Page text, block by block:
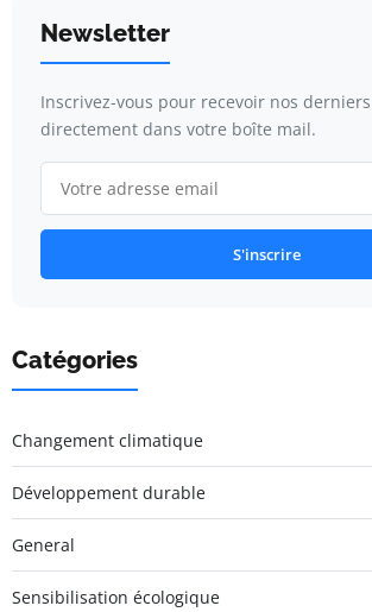
Newsletter
Inscrivez-vous pour recevoir nos
directement dans votre boîte mail.
S'inscrire
Catégories
Changement climatique
Développement durable
General
Sensibilisation écologique